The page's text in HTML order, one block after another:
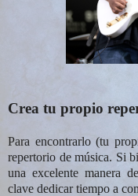
Crea tu propio
Para encontrarlo (tu
repertorio de música. Si
una excelente manera
clave dedicar tiempo a